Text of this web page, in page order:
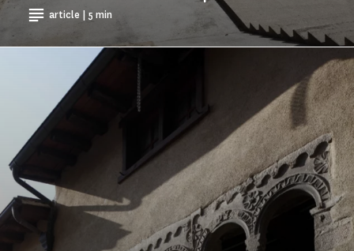
article | 5 min